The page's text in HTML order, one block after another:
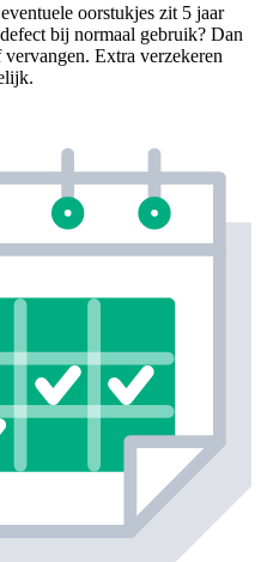
oorstukjes zit 5 jaar
bij normaal gebruik? Dan
Extra verzekeren